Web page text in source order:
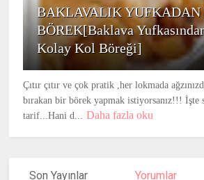
BAKLAVALIK YUFKADAN
BÖREK[Baklava
Kolay Kol Böreği]
Çıtır çıtır ve çok pratik ,her lokmada
bırakan bir börek yapmak istiyorsanız!!! İşte
tarif...Hani d...
Daha fazla oku
Son Yayınlar Yorumlar